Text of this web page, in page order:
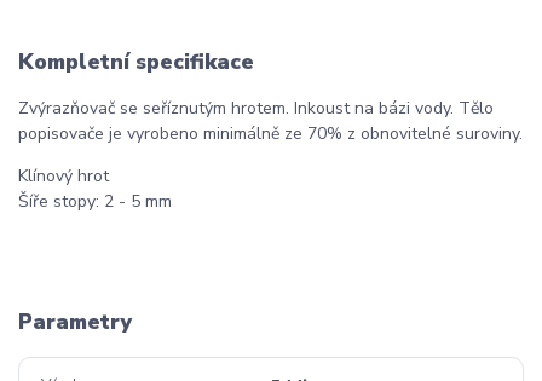
Kompletní specifikace
Zvýrazňovač se seříznutým hrotem. Inkoust na bázi vody. Tělo
popisovače je vyrobeno minimálně ze 70% z obnovitelné suroviny.
Klínový hrot
Šíře stopy: 2 - 5 mm
Parametry